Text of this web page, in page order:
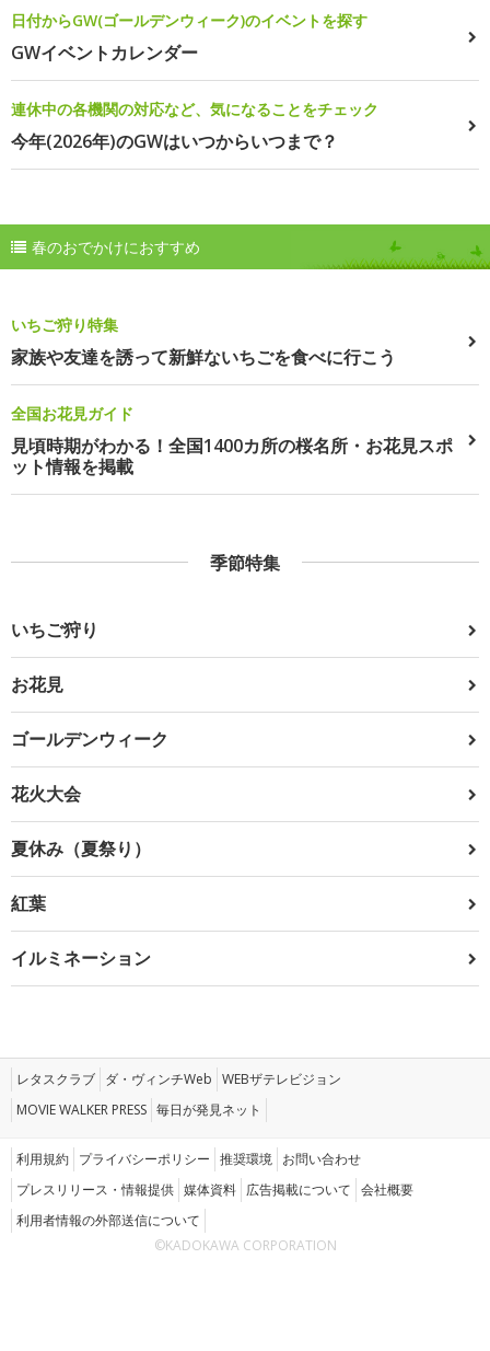
日付からGW(ゴールデンウィーク)のイベントを探す
GWイベントカレンダー
連休中の各機関の対応など、気になることをチェック
今年(2026年)のGWはいつからいつまで？
春のおでかけにおすすめ
いちご狩り特集
家族や友達を誘って新鮮ないちごを食べに行こう
全国お花見ガイド
見頃時期がわかる！全国1400カ所の桜名所・お花見スポ
ット情報を掲載
季節特集
いちご狩り
お花見
ゴールデンウィーク
花火大会
夏休み（夏祭り）
紅葉
イルミネーション
レタスクラブ ダ・ヴィンチWeb WEBザテレビジョン
MOVIE WALKER PRESS 毎日が発見ネット
利用規約 プライバシーポリシー 推奨環境 お問い合わせ
プレスリリース・情報提供 媒体資料 広告掲載について 会社概要
利用者情報の外部送信について
©KADOKAWA CORPORATION